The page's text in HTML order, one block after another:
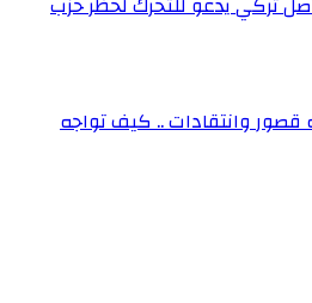
وانتقادات .. كيف تواجه